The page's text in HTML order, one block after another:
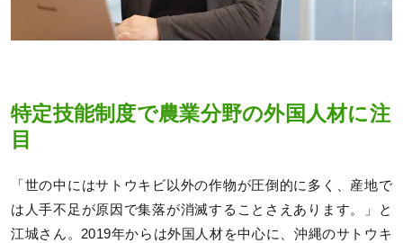
特定技能制度で農業分野の外国人材に注
目
「世の中にはサトウキビ以外の作物が圧倒的に多く、産地で
は人手不足が原因で集落が消滅することさえあります。」と
江城さん。2019年からは外国人材を中心に、沖縄のサトウキ